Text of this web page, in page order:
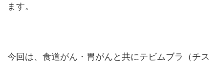
ます。
今回は、食道がん・胃がんと共にテビムブラ（チス